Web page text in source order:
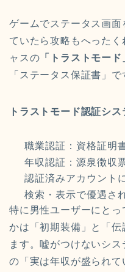
ゲームでステータス画
ていたら攻略もへった
ャスの 「トラストモード
「ステータス保証書」で
トラストモード認証シス
職業認証：資格証明
年収認証：源泉徴収
認証済みアカウント
検索・表示で優遇さ
特に男性ユーザーにと
かは「初期装備」と「
ます。嘘がつけないシ
の「実は年収が盛られ